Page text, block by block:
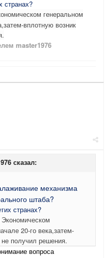
странах?
генеральном
вплотную возник
master1976
сказал:
механизма
штаба?
странах?
20-го века,затем-
получил решения.
вопроса